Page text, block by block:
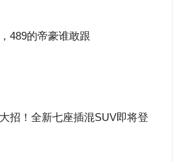
489的帝豪谁敢跟
招！全新七座插混SUV即将登